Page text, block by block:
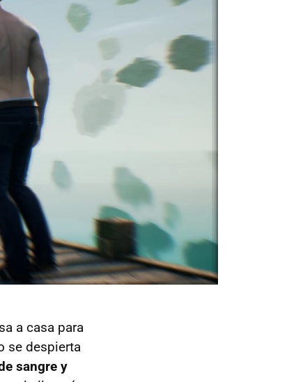
a casa para
se despierta
sangre y